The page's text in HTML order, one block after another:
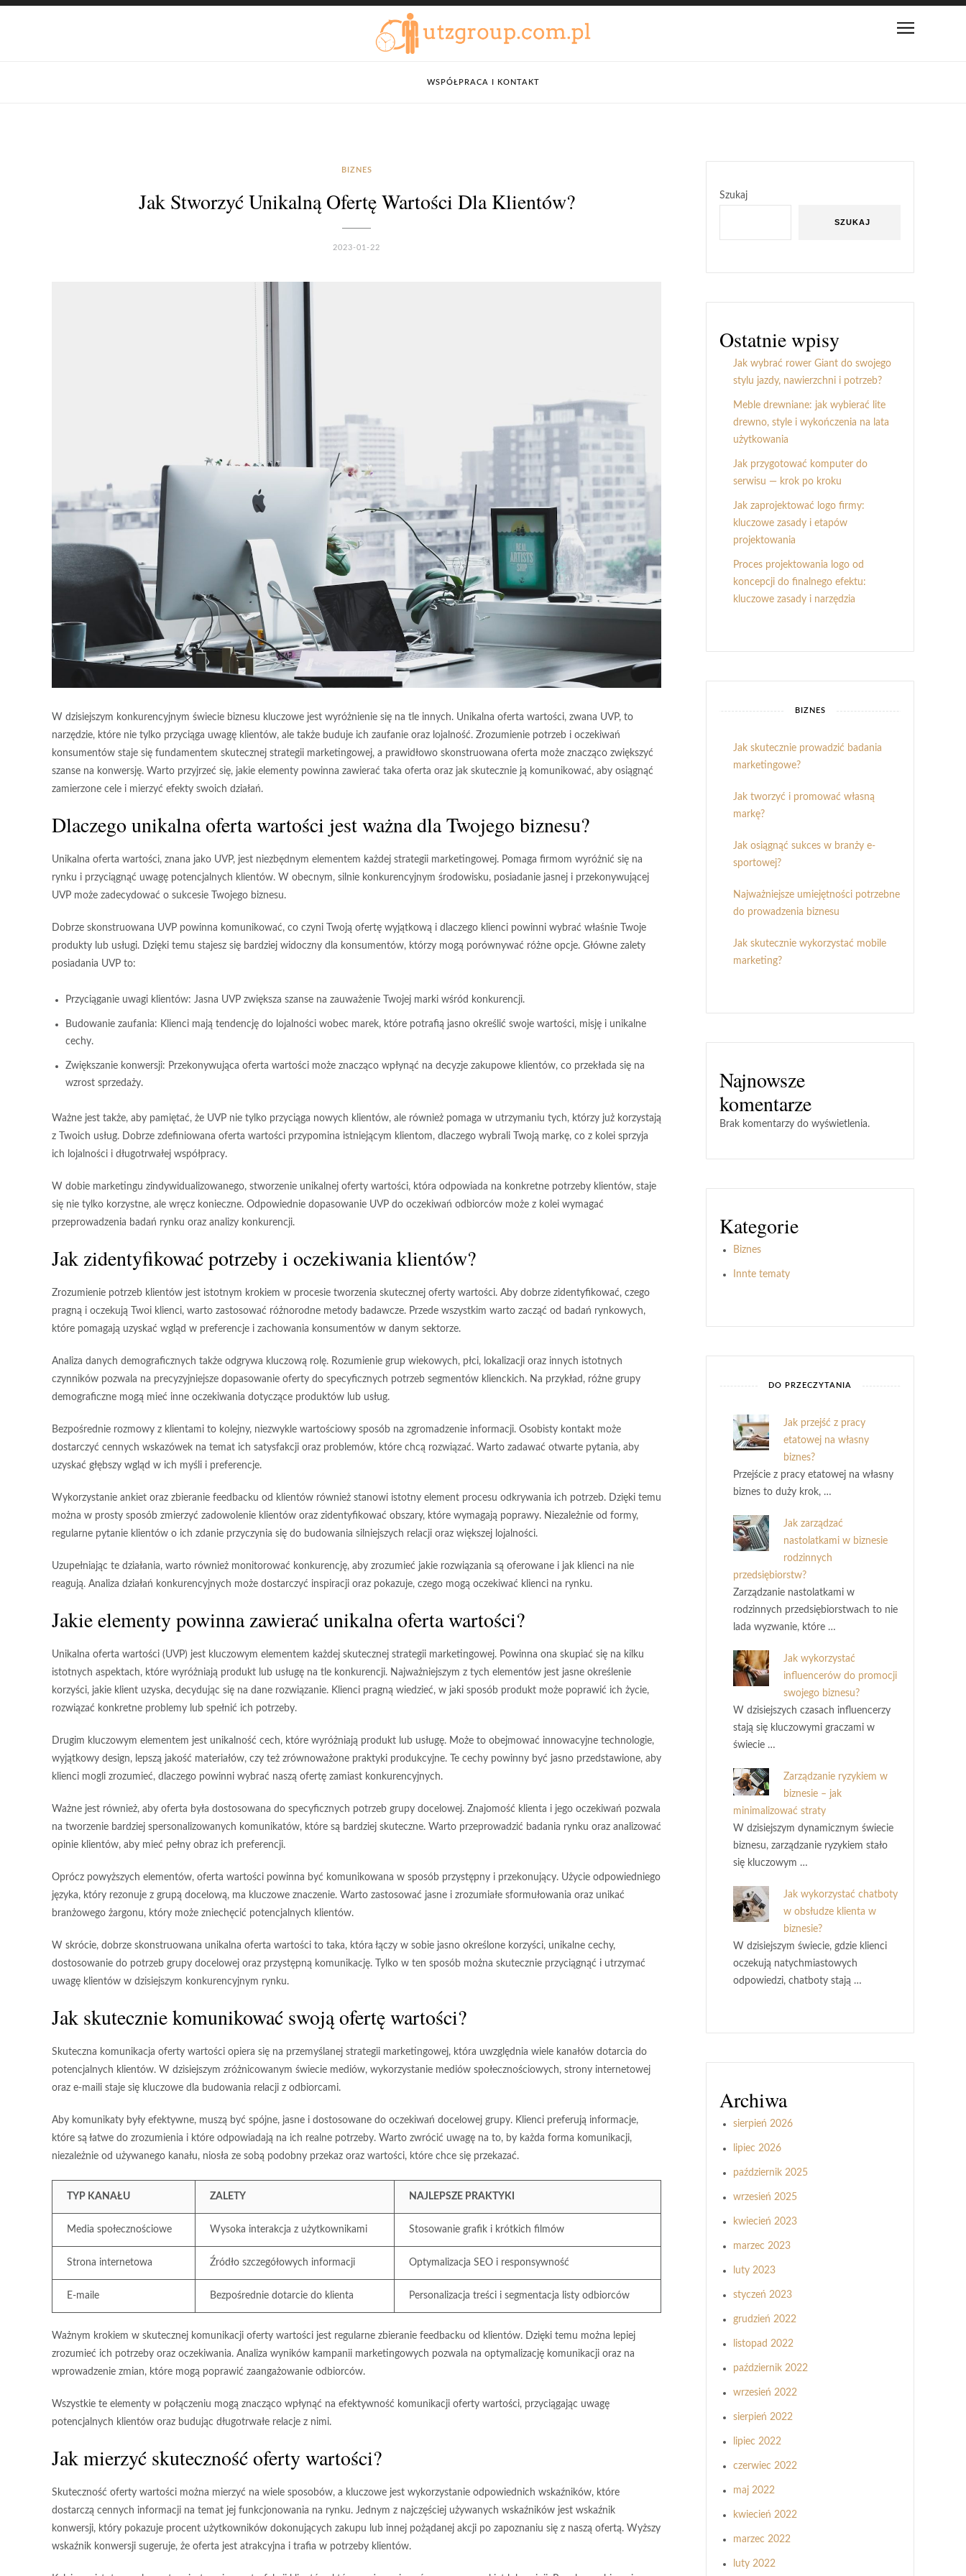
WSPÓŁPRACA I KONTAKT
BIZNES
Jak Stworzyć Unikalną Ofertę Wartości Dla Klientów?
2023-01-22
W dzisiejszym konkurencyjnym świecie biznesu kluczowe jest wyróżnienie się na tle innych. Unikalna oferta wartości, zwana UVP, to
narzędzie, które nie tylko przyciąga uwagę klientów, ale także buduje ich zaufanie oraz lojalność. Zrozumienie potrzeb i oczekiwań
konsumentów staje się fundamentem skutecznej strategii marketingowej, a prawidłowo skonstruowana oferta może znacząco zwiększyć
szanse na konwersję. Warto przyjrzeć się, jakie elementy powinna zawierać taka oferta oraz jak skutecznie ją komunikować, aby osiągnąć
zamierzone cele i mierzyć efekty swoich działań.
Dlaczego unikalna oferta wartości jest ważna dla Twojego biznesu?
Unikalna oferta wartości, znana jako UVP, jest niezbędnym elementem każdej strategii marketingowej. Pomaga firmom wyróżnić się na
rynku i przyciągnąć uwagę potencjalnych klientów. W obecnym, silnie konkurencyjnym środowisku, posiadanie jasnej i przekonywującej
UVP może zadecydować o sukcesie Twojego biznesu.
Dobrze skonstruowana UVP powinna komunikować, co czyni Twoją ofertę wyjątkową i dlaczego klienci powinni wybrać właśnie Twoje
produkty lub usługi. Dzięki temu stajesz się bardziej widoczny dla konsumentów, którzy mogą porównywać różne opcje. Główne zalety
posiadania UVP to:
Przyciąganie uwagi klientów: Jasna UVP zwiększa szanse na zauważenie Twojej marki wśród konkurencji.
Budowanie zaufania: Klienci mają tendencję do lojalności wobec marek, które potrafią jasno określić swoje wartości, misję i unikalne
cechy.
Zwiększanie konwersji: Przekonywująca oferta wartości może znacząco wpłynąć na decyzje zakupowe klientów, co przekłada się na
wzrost sprzedaży.
Ważne jest także, aby pamiętać, że UVP nie tylko przyciąga nowych klientów, ale również pomaga w utrzymaniu tych, którzy już korzystają
z Twoich usług. Dobrze zdefiniowana oferta wartości przypomina istniejącym klientom, dlaczego wybrali Twoją markę, co z kolei sprzyja
ich lojalności i długotrwałej współpracy.
W dobie marketingu zindywidualizowanego, stworzenie unikalnej oferty wartości, która odpowiada na konkretne potrzeby klientów, staje
się nie tylko korzystne, ale wręcz konieczne. Odpowiednie dopasowanie UVP do oczekiwań odbiorców może z kolei wymagać
przeprowadzenia badań rynku oraz analizy konkurencji.
Jak zidentyfikować potrzeby i oczekiwania klientów?
Zrozumienie potrzeb klientów jest istotnym krokiem w procesie tworzenia skutecznej oferty wartości. Aby dobrze zidentyfikować, czego
pragną i oczekują Twoi klienci, warto zastosować różnorodne metody badawcze. Przede wszystkim warto zacząć od badań rynkowych,
które pomagają uzyskać wgląd w preferencje i zachowania konsumentów w danym sektorze.
Analiza danych demograficznych także odgrywa kluczową rolę. Rozumienie grup wiekowych, płci, lokalizacji oraz innych istotnych
czynników pozwala na precyzyjniejsze dopasowanie oferty do specyficznych potrzeb segmentów klienckich. Na przykład, różne grupy
demograficzne mogą mieć inne oczekiwania dotyczące produktów lub usług.
Bezpośrednie rozmowy z klientami to kolejny, niezwykle wartościowy sposób na zgromadzenie informacji. Osobisty kontakt może
dostarczyć cennych wskazówek na temat ich satysfakcji oraz problemów, które chcą rozwiązać. Warto zadawać otwarte pytania, aby
uzyskać głębszy wgląd w ich myśli i preferencje.
Wykorzystanie ankiet oraz zbieranie feedbacku od klientów również stanowi istotny element procesu odkrywania ich potrzeb. Dzięki temu
można w prosty sposób zmierzyć zadowolenie klientów oraz zidentyfikować obszary, które wymagają poprawy. Niezależnie od formy,
regularne pytanie klientów o ich zdanie przyczynia się do budowania silniejszych relacji oraz większej lojalności.
Uzupełniając te działania, warto również monitorować konkurencję, aby zrozumieć jakie rozwiązania są oferowane i jak klienci na nie
reagują. Analiza działań konkurencyjnych może dostarczyć inspiracji oraz pokazuje, czego mogą oczekiwać klienci na rynku.
Jakie elementy powinna zawierać unikalna oferta wartości?
Unikalna oferta wartości (UVP) jest kluczowym elementem każdej skutecznej strategii marketingowej. Powinna ona skupiać się na kilku
istotnych aspektach, które wyróżniają produkt lub usługę na tle konkurencji. Najważniejszym z tych elementów jest jasne określenie
korzyści, jakie klient uzyska, decydując się na dane rozwiązanie. Klienci pragną wiedzieć, w jaki sposób produkt może poprawić ich życie,
rozwiązać konkretne problemy lub spełnić ich potrzeby.
Drugim kluczowym elementem jest unikalność cech, które wyróżniają produkt lub usługę. Może to obejmować innowacyjne technologie,
wyjątkowy design, lepszą jakość materiałów, czy też zrównoważone praktyki produkcyjne. Te cechy powinny być jasno przedstawione, aby
klienci mogli zrozumieć, dlaczego powinni wybrać naszą ofertę zamiast konkurencyjnych.
Ważne jest również, aby oferta była dostosowana do specyficznych potrzeb grupy docelowej. Znajomość klienta i jego oczekiwań pozwala
na tworzenie bardziej spersonalizowanych komunikatów, które są bardziej skuteczne. Warto przeprowadzić badania rynku oraz analizować
opinie klientów, aby mieć pełny obraz ich preferencji.
Oprócz powyższych elementów, oferta wartości powinna być komunikowana w sposób przystępny i przekonujący. Użycie odpowiedniego
języka, który rezonuje z grupą docelową, ma kluczowe znaczenie. Warto zastosować jasne i zrozumiałe sformułowania oraz unikać
branżowego żargonu, który może zniechęcić potencjalnych klientów.
W skrócie, dobrze skonstruowana unikalna oferta wartości to taka, która łączy w sobie jasno określone korzyści, unikalne cechy,
dostosowanie do potrzeb grupy docelowej oraz przystępną komunikację. Tylko w ten sposób można skutecznie przyciągnąć i utrzymać
uwagę klientów w dzisiejszym konkurencyjnym rynku.
Jak skutecznie komunikować swoją ofertę wartości?
Skuteczna komunikacja oferty wartości opiera się na przemyślanej strategii marketingowej, która uwzględnia wiele kanałów dotarcia do
potencjalnych klientów. W dzisiejszym zróżnicowanym świecie mediów, wykorzystanie mediów społecznościowych, strony internetowej
oraz e-maili staje się kluczowe dla budowania relacji z odbiorcami.
Aby komunikaty były efektywne, muszą być spójne, jasne i dostosowane do oczekiwań docelowej grupy. Klienci preferują informacje,
które są łatwe do zrozumienia i które odpowiadają na ich realne potrzeby. Warto zwrócić uwagę na to, by każda forma komunikacji,
niezależnie od używanego kanału, niosła ze sobą podobny przekaz oraz wartości, które chce się przekazać.
TYP KANAŁU ZALETY NAJLEPSZE PRAKTYKI
Media społecznościowe Wysoka interakcja z użytkownikami Stosowanie grafik i krótkich filmów
Strona internetowa Źródło szczegółowych informacji Optymalizacja SEO i responsywność
E-maile Bezpośrednie dotarcie do klienta Personalizacja treści i segmentacja listy odbiorców
Ważnym krokiem w skutecznej komunikacji oferty wartości jest regularne zbieranie feedbacku od klientów. Dzięki temu można lepiej
zrozumieć ich potrzeby oraz oczekiwania. Analiza wyników kampanii marketingowych pozwala na optymalizację komunikacji oraz na
wprowadzenie zmian, które mogą poprawić zaangażowanie odbiorców.
Wszystkie te elementy w połączeniu mogą znacząco wpłynąć na efektywność komunikacji oferty wartości, przyciągając uwagę
potencjalnych klientów oraz budując długotrwałe relacje z nimi.
Jak mierzyć skuteczność oferty wartości?
Skuteczność oferty wartości można mierzyć na wiele sposobów, a kluczowe jest wykorzystanie odpowiednich wskaźników, które
dostarczą cennych informacji na temat jej funkcjonowania na rynku. Jednym z najczęściej używanych wskaźników jest wskaźnik
konwersji, który pokazuje procent użytkowników dokonujących zakupu lub innej pożądanej akcji po zapoznaniu się z naszą ofertą. Wyższy
wskaźnik konwersji sugeruje, że oferta jest atrakcyjna i trafia w potrzeby klientów.
Szukaj
SZUKAJ
Ostatnie wpisy
Jak wybrać rower Giant do swojego
stylu jazdy, nawierzchni i potrzeb?
Meble drewniane: jak wybierać lite
drewno, style i wykończenia na lata
użytkowania
Jak przygotować komputer do
serwisu — krok po kroku
Jak zaprojektować logo firmy:
kluczowe zasady i etapów
projektowania
Proces projektowania logo od
koncepcji do finalnego efektu:
kluczowe zasady i narzędzia
BIZNES
Jak skutecznie prowadzić badania
marketingowe?
Jak tworzyć i promować własną
markę?
Jak osiągnąć sukces w branży e-
sportowej?
Najważniejsze umiejętności potrzebne
do prowadzenia biznesu
Jak skutecznie wykorzystać mobile
marketing?
Najnowsze
komentarze
Brak komentarzy do wyświetlenia.
Kategorie
Biznes
Innte tematy
DO PRZECZYTANIA
Jak przejść z pracy
etatowej na własny
biznes?
Przejście z pracy etatowej na własny
biznes to duży krok, …
Jak zarządzać
nastolatkami w biznesie
rodzinnych
przedsiębiorstw?
Zarządzanie nastolatkami w
rodzinnych przedsiębiorstwach to nie
lada wyzwanie, które …
Jak wykorzystać
influencerów do promocji
swojego biznesu?
W dzisiejszych czasach influencerzy
stają się kluczowymi graczami w
świecie …
Zarządzanie ryzykiem w
biznesie – jak
minimalizować straty
W dzisiejszym dynamicznym świecie
biznesu, zarządzanie ryzykiem stało
się kluczowym …
Jak wykorzystać chatboty
w obsłudze klienta w
biznesie?
W dzisiejszym świecie, gdzie klienci
oczekują natychmiastowych
odpowiedzi, chatboty stają …
Archiwa
sierpień 2026
lipiec 2026
październik 2025
wrzesień 2025
kwiecień 2023
marzec 2023
luty 2023
styczeń 2023
grudzień 2022
listopad 2022
październik 2022
wrzesień 2022
sierpień 2022
lipiec 2022
czerwiec 2022
maj 2022
kwiecień 2022
marzec 2022
luty 2022